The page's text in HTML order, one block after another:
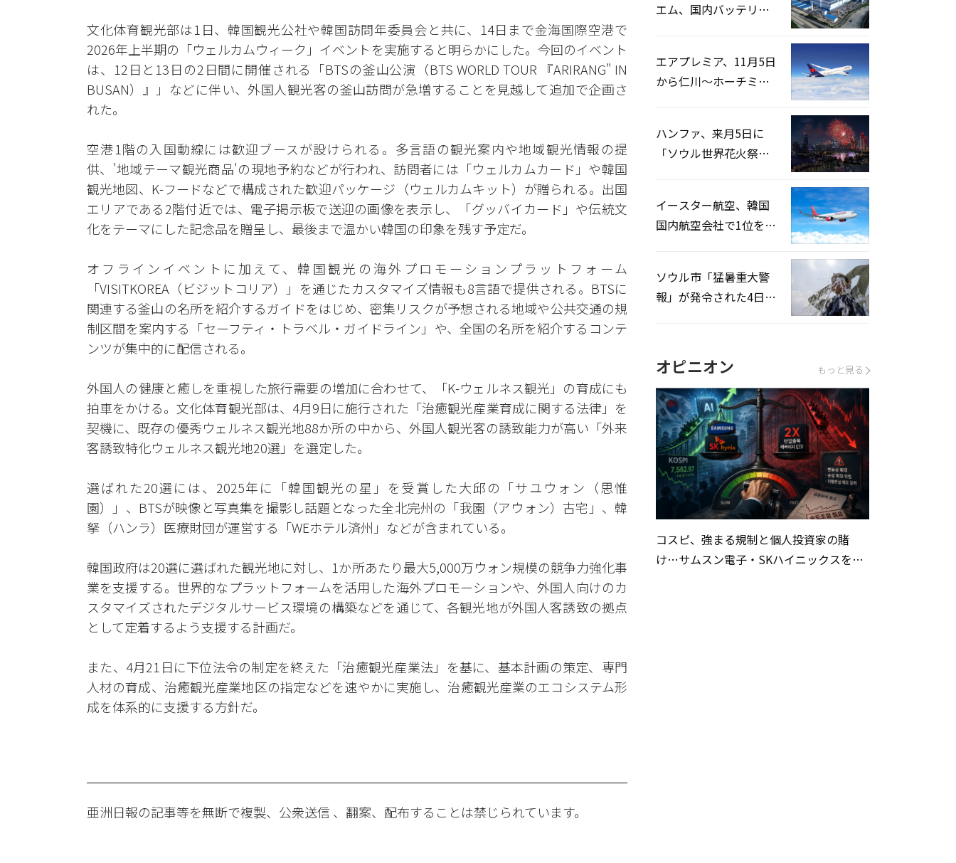
文化体育観光部は1日、韓国観光公社や韓国訪問年委員会と共に、14日まで金海国際空港で
2026年上半期の「ウェルカムウィーク」イベントを実施すると明らかにした。今回のイベント
は、12日と13日の2日間に開催される「BTSの釜山公演（BTS WORLD TOUR 『ARIRANG" IN
BUSAN）』」などに伴い、外国人観光客の釜山訪問が急増することを見越して追加で企画さ
れた。
空港1階の入国動線には歓迎ブースが設けられる。多言語の観光案内や地域観光情報の提
供、'地域テーマ観光商品'の現地予約などが行われ、訪問者には「ウェルカムカード」や韓国
観光地図、K-フードなどで構成された歓迎パッケージ（ウェルカムキット）が贈られる。出国
エリアである2階付近では、電子掲示板で送迎の画像を表示し、「グッバイカード」や伝統文
化をテーマにした記念品を贈呈し、最後まで温かい韓国の印象を残す予定だ。
オフラインイベントに加えて、韓国観光の海外プロモーションプラットフォーム
「VISITKOREA（ビジットコリア）」を通じたカスタマイズ情報も8言語で提供される。BTSに
関連する釜山の名所を紹介するガイドをはじめ、密集リスクが予想される地域や公共交通の規
制区間を案内する「セーフティ・トラベル・ガイドライン」や、全国の名所を紹介するコンテ
ンツが集中的に配信される。
外国人の健康と癒しを重視した旅行需要の増加に合わせて、「K-ウェルネス観光」の育成にも
拍車をかける。文化体育観光部は、4月9日に施行された「治癒観光産業育成に関する法律」を
契機に、既存の優秀ウェルネス観光地88か所の中から、外国人観光客の誘致能力が高い「外来
客誘致特化ウェルネス観光地20選」を選定した。
選ばれた20選には、2025年に「韓国観光の星」を受賞した大邱の「サユウォン（思惟
園）」、BTSが映像と写真集を撮影し話題となった全北完州の「我園（アウォン）古宅」、韓
拏（ハンラ）医療財団が運営する「WEホテル済州」などが含まれている。
韓国政府は20選に選ばれた観光地に対し、1か所あたり最大5,000万ウォン規模の競争力強化事
業を支援する。世界的なプラットフォームを活用した海外プロモーションや、外国人向けのカ
スタマイズされたデジタルサービス環境の構築などを通じて、各観光地が外国人客誘致の拠点
として定着するよう支援する計画だ。
また、4月21日に下位法令の制定を終えた「治癒観光産業法」を基に、基本計画の策定、専門
人材の育成、治癒観光産業地区の指定などを速やかに実施し、治癒観光産業のエコシステム形
成を体系的に支援する方針だ。
亜洲日報の記事等を無断で複製、公衆送信 、翻案、配布することは禁じられています。
エム、国内バッテリー
エアプレミア、11月5日
から仁川〜ホーチミン
ハンファ、来月5日に
「ソウル世界花火祭り
イースター航空、韓国
国内航空会社で1位を記
ソウル市「猛暑重大警
報」が発令された4日、
オピニオン もっと見る
コスピ、強まる規制と個人投資家の賭
け…サムスン電子・SKハイニックスを巡